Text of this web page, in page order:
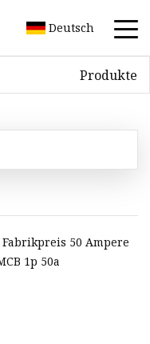
Deutsch
Produkte
50 Ampere
1p 50a